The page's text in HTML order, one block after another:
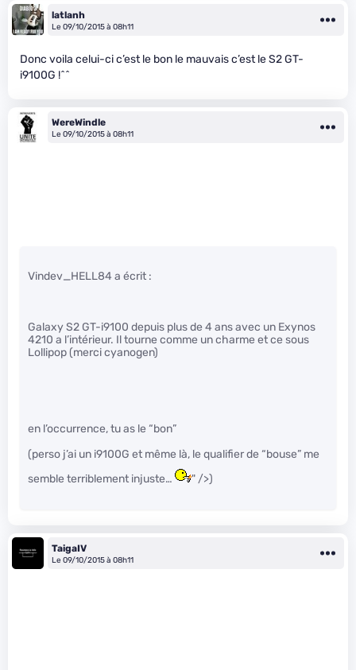
latlanh
Le 09/10/2015 à 08h11
Donc voila celui-ci c’est le bon le mauvais c’est le S2 GT-
i9100G !^^
WereWindle
Le 09/10/2015 à 08h11
Vindev_HELL84 a écrit :
Galaxy S2 GT-i9100 depuis plus de 4 ans avec un Exynos
4210 a l’intérieur. Il tourne comme un charme et ce sous
Lollipop (merci cyanogen)
en l’occurrence, tu as le “bon”
(perso j’ai un i9100G et même là, le qualifier de “bouse” me
semble terriblement injuste…
" />)
TaigaIV
Le 09/10/2015 à 08h11